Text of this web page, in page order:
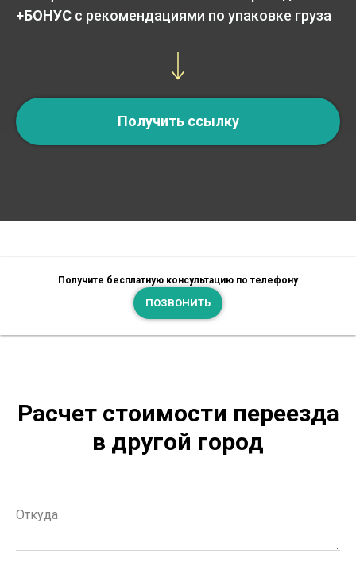
+БОНУС с рекомендациями по упаковке груза
Получить ссылку
Получите бесплатную консультацию по телефону
ПОЗВОНИТЬ
Расчет стоимости переезда
в другой город